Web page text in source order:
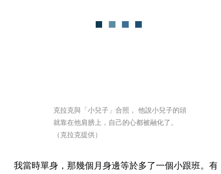
克拉克與「小兒子」合照， 他說小兒子的頭
就靠在他肩膀上，自己的心都被融化了。
（克拉克提供）
我當時單身，那幾個月身邊等於多了一個小跟班。有